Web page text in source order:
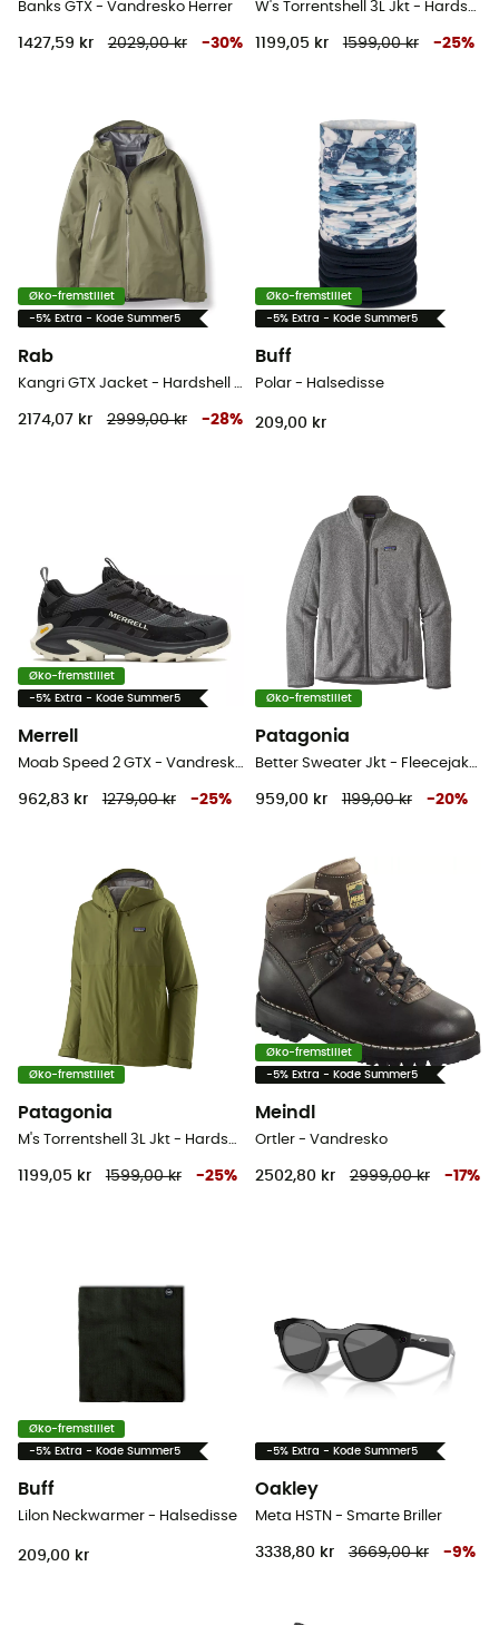
Banks GTX - Vandresko Herrer
1427,59 kr 2029,00 kr -30%
W's Torrentshell 3L Jkt - Hardshell jakke - Damer
1199,05 kr 1599,00 kr -25%
Øko-fremstillet
-5% Extra - Kode Summer5
Rab
Kangri GTX Jacket - Hardshell jakke - Damer
2174,07 kr 2999,00 kr -28%
Øko-fremstillet
-5% Extra - Kode Summer5
Buff
Polar - Halsedisse
209,00 kr
Øko-fremstillet
-5% Extra - Kode Summer5
Merrell
Moab Speed 2 GTX - Vandresko - Herrer
962,83 kr 1279,00 kr -25%
Øko-fremstillet
Patagonia
Better Sweater Jkt - Fleecejakke Herrer
959,00 kr 1199,00 kr -20%
Øko-fremstillet
Patagonia
M's Torrentshell 3L Jkt - Hardshell jakke - Herrer
1199,05 kr 1599,00 kr -25%
Øko-fremstillet
-5% Extra - Kode Summer5
Meindl
Ortler - Vandresko
2502,80 kr 2999,00 kr -17%
Øko-fremstillet
-5% Extra - Kode Summer5
Buff
Lilon Neckwarmer - Halsedisse
209,00 kr
-5% Extra - Kode Summer5
Oakley
Meta HSTN - Smarte Briller
3338,80 kr 3669,00 kr -9%